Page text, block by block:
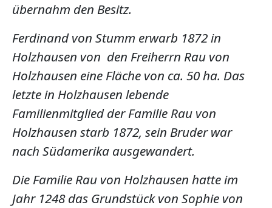
übernahm den Besitz.
Ferdinand von Stumm erwarb 1872 in
Holzhausen von den Freiherrn Rau von
Holzhausen eine Fläche von ca. 50 ha. Das
letzte in Holzhausen lebende
Familienmitglied der Familie Rau von
Holzhausen starb 1872, sein Bruder war
nach Südamerika ausgewandert.
Die Familie Rau von Holzhausen hatte im
Jahr 1248 das Grundstück von Sophie von